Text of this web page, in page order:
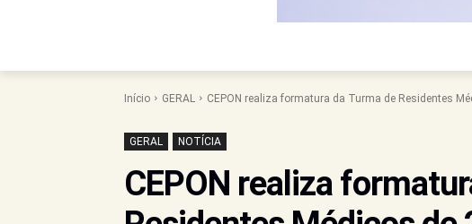
Início GERAL CEPON realiza formatura da Turma de Residentes
GERAL NOTÍCIA
CEPON realiza